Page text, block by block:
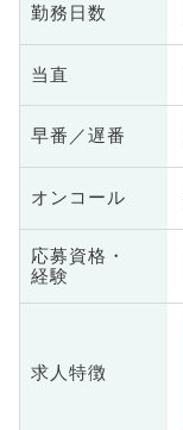
勤務日数
当直
早番／遅番
オンコール
応募資格・
経験
求人特徴